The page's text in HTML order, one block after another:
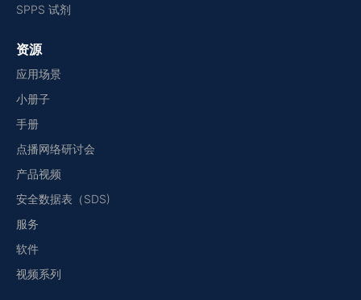
SPPS 试剂
资源
应用场景
小册子
手册
点播网络研讨会
产品视频
安全数据表（SDS)
服务
软件
视频系列